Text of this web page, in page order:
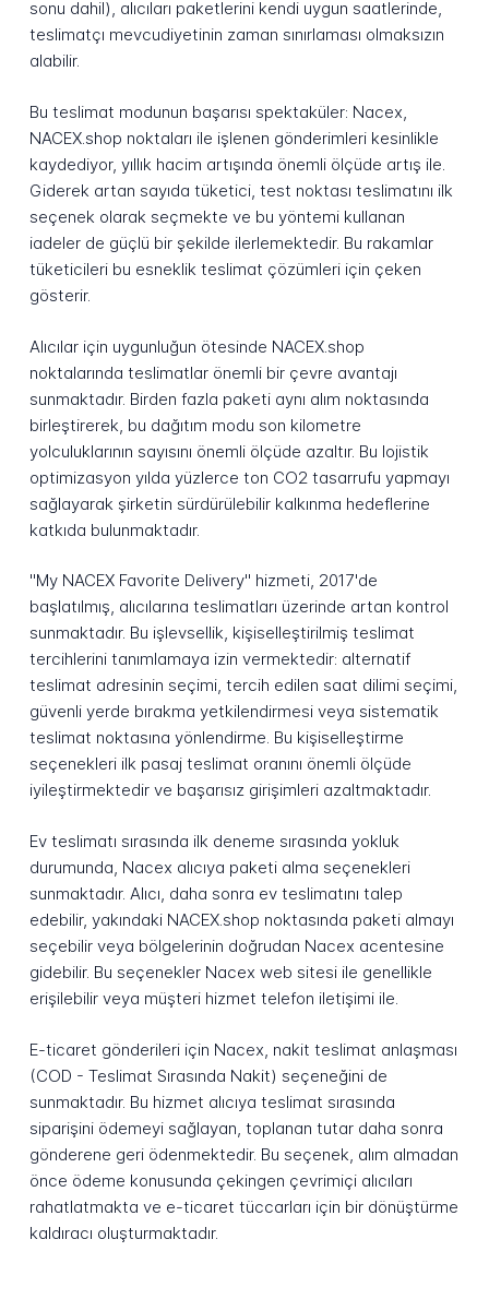
sonu dahil), alıcıları paketlerini kendi uygun saatlerinde,
teslimatçı mevcudiyetinin zaman sınırlaması olmaksızın
alabilir.
Bu teslimat modunun başarısı spektaküler: Nacex,
NACEX.shop noktaları ile işlenen gönderimleri kesinlikle
kaydediyor, yıllık hacim artışında önemli ölçüde artış ile.
Giderek artan sayıda tüketici, test noktası teslimatını ilk
seçenek olarak seçmekte ve bu yöntemi kullanan
iadeler de güçlü bir şekilde ilerlemektedir. Bu rakamlar
tüketicileri bu esneklik teslimat çözümleri için çeken
gösterir.
Alıcılar için uygunluğun ötesinde NACEX.shop
noktalarında teslimatlar önemli bir çevre avantajı
sunmaktadır. Birden fazla paketi aynı alım noktasında
birleştirerek, bu dağıtım modu son kilometre
yolculuklarının sayısını önemli ölçüde azaltır. Bu lojistik
optimizasyon yılda yüzlerce ton CO2 tasarrufu yapmayı
sağlayarak şirketin sürdürülebilir kalkınma hedeflerine
katkıda bulunmaktadır.
"My NACEX Favorite Delivery" hizmeti, 2017'de
başlatılmış, alıcılarına teslimatları üzerinde artan kontrol
sunmaktadır. Bu işlevsellik, kişiselleştirilmiş teslimat
tercihlerini tanımlamaya izin vermektedir: alternatif
teslimat adresinin seçimi, tercih edilen saat dilimi seçimi,
güvenli yerde bırakma yetkilendirmesi veya sistematik
teslimat noktasına yönlendirme. Bu kişiselleştirme
seçenekleri ilk pasaj teslimat oranını önemli ölçüde
iyileştirmektedir ve başarısız girişimleri azaltmaktadır.
Ev teslimatı sırasında ilk deneme sırasında yokluk
durumunda, Nacex alıcıya paketi alma seçenekleri
sunmaktadır. Alıcı, daha sonra ev teslimatını talep
edebilir, yakındaki NACEX.shop noktasında paketi almayı
seçebilir veya bölgelerinin doğrudan Nacex acentesine
gidebilir. Bu seçenekler Nacex web sitesi ile genellikle
erişilebilir veya müşteri hizmet telefon iletişimi ile.
E-ticaret gönderileri için Nacex, nakit teslimat anlaşması
(COD - Teslimat Sırasında Nakit) seçeneğini de
sunmaktadır. Bu hizmet alıcıya teslimat sırasında
siparişini ödemeyi sağlayan, toplanan tutar daha sonra
gönderene geri ödenmektedir. Bu seçenek, alım almadan
önce ödeme konusunda çekingen çevrimiçi alıcıları
rahatlatmakta ve e-ticaret tüccarları için bir dönüştürme
kaldıracı oluşturmaktadır.